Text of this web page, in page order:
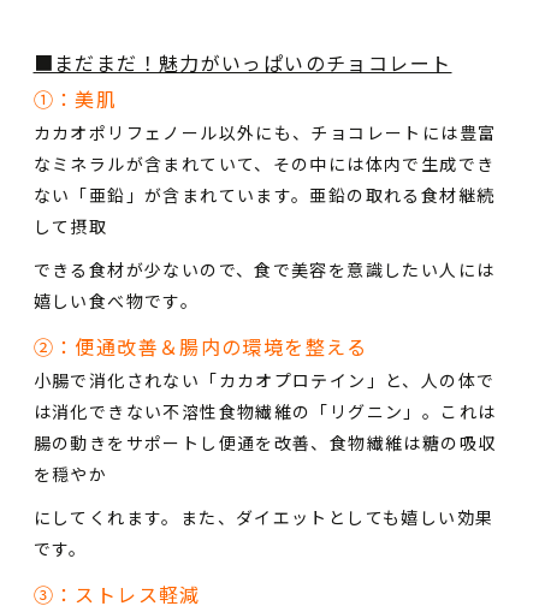
■まだまだ！魅力がいっぱいのチョコレート
①：美肌
カカオポリフェノール以外にも、チョコレートには豊富
なミネラルが含まれていて、その中には体内で生成でき
ない「亜鉛」が含まれています。亜鉛の取れる食材継続
して摂取
できる食材が少ないので、食で美容を意識したい人には
嬉しい食べ物です。
②：便通改善＆腸内の環境を整える
小腸で消化されない「カカオプロテイン」と、人の体で
は消化できない不溶性食物繊維の「リグニン」。これは
腸の動きをサポートし便通を改善、食物繊維は糖の吸収
を穏やか
にしてくれます。また、ダイエットとしても嬉しい効果
です。
③：ストレス軽減